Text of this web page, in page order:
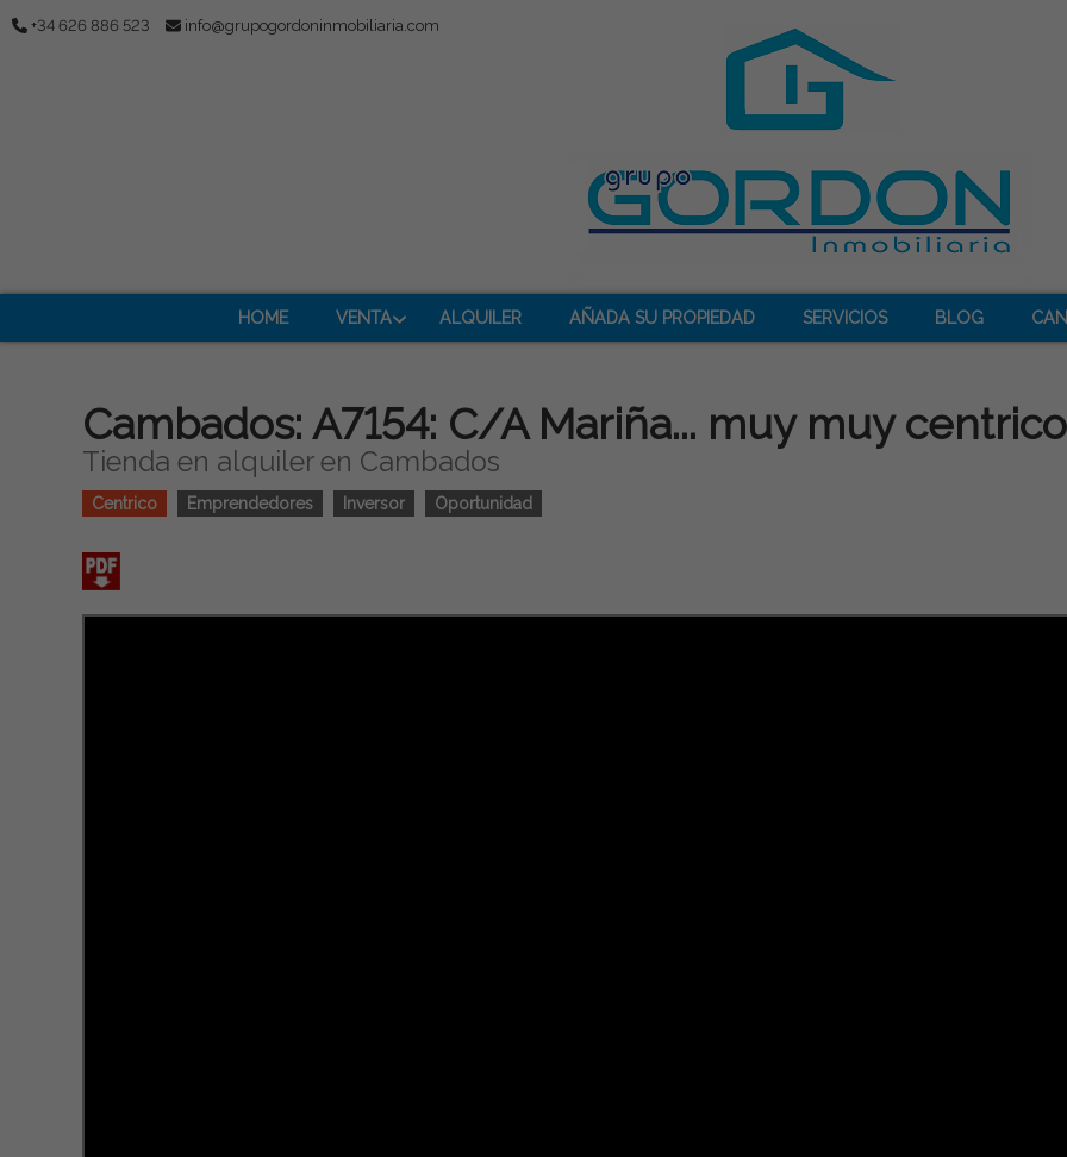
+34 626 886 523 info@grupogordoninmobiliaria.com
HOME VENTA ALQUILER AÑADA SU PROPIEDAD SERVICIOS BLOG
Cambados: A7154: C/A Mariña... muy muy
Tienda en alquiler en Cambados
Centrico Emprendedores Inversor Oportunidad